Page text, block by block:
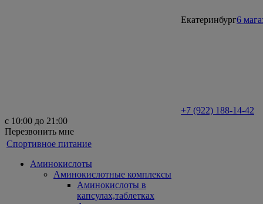
Екатеринбург6
+7 (922) 188-14-42
с 10:00 до 21:00
Перезвонить мне
Спортивное питание
Аминокислоты
Аминокислотные комплексы
Аминокислоты в
капсулах,таблетках